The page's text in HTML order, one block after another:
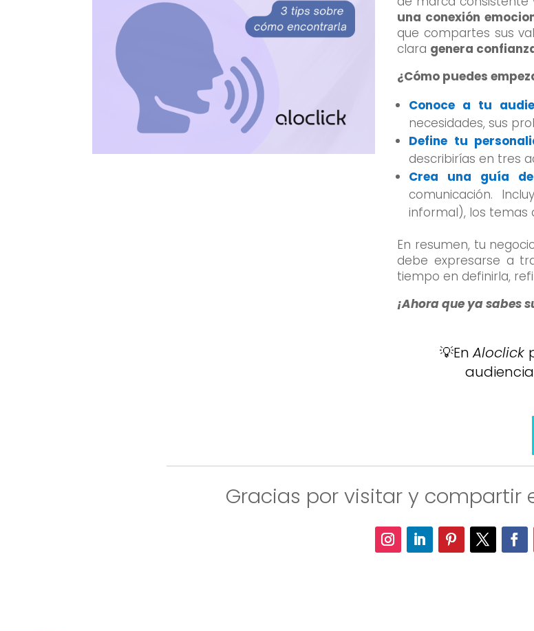
una conexión
que compartes sus
clara genera
¿Cómo puedes
Conoce a tu
necesidades, sus
Define tu
describirías en tres
Crea una guía
comunicación.
informal), los temas
En resumen, tu
debe expresarse a
tiempo en definirla,
¡Ahora que ya sabes
💡EnAloclick
Gracias por visitar y compartir